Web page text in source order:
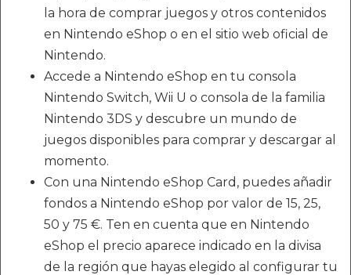
la hora de comprar juegos y otros contenidos
en Nintendo eShop o en el sitio web oficial de
Nintendo.
Accede a Nintendo eShop en tu consola
Nintendo Switch, Wii U o consola de la familia
Nintendo 3DS y descubre un mundo de
juegos disponibles para comprar y descargar al
momento.
Con una Nintendo eShop Card, puedes añadir
fondos a Nintendo eShop por valor de 15, 25,
50 y 75 €. Ten en cuenta que en Nintendo
eShop el precio aparece indicado en la divisa
de la región que hayas elegido al configurar tu